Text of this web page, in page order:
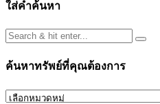
ใส่คำค้นหา
ค้นหาทรัพย์ที่คุณต้องการ
ค้นหา